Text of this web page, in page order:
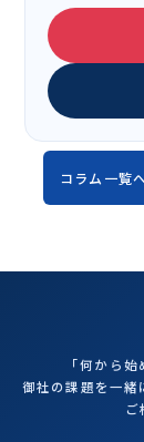
コラム一覧
「何から
御社の課題を一緒
ご